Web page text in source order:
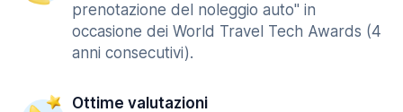
prenotazione del noleggio auto" in
occasione dei World Travel Tech Awards (4
anni consecutivi).
Ottime valutazioni